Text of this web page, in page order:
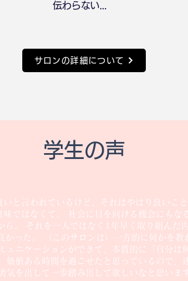
伝わらない...
サロンの詳細について
学生の声
いと言われているけど、それはやはり良いこ
味ではなくて。 社会に目を向ける機会にもな
ら。 それを一人ではなく1年早く取り組んだ
かった。 （このサロンは）一方的に何かを教
ュニケーションができて、本質的に「自分は
価値ある時間を過ごせたと思っているので、
気を出して一歩踏み出して欲しいなと思いま